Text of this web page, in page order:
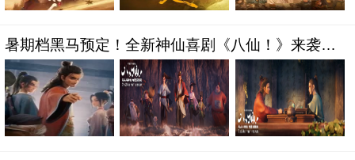
暑期档黑马预定！全新神仙喜剧《八仙！》来袭，
解锁八仙爆笑前世